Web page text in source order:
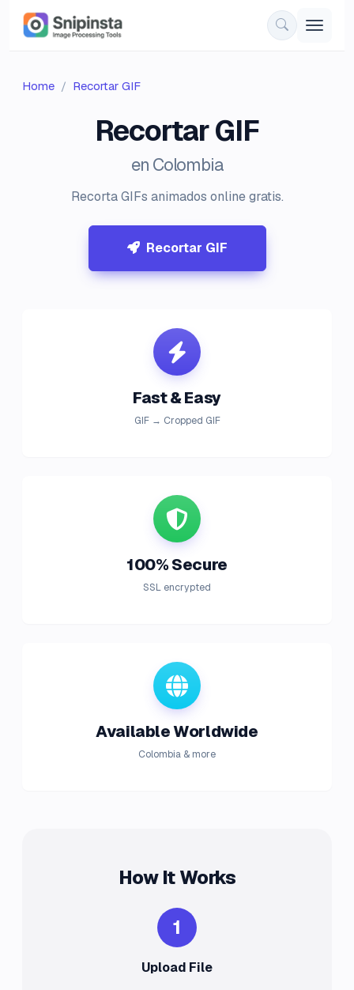
Home Recortar GIF
Recortar GIF
en Colombia
Recorta GIFs animados online gratis.
Recortar GIF
Fast & Easy
GIF → Cropped GIF
100% Secure
SSL encrypted
Available Worldwide
Colombia & more
How It Works
1
Upload File